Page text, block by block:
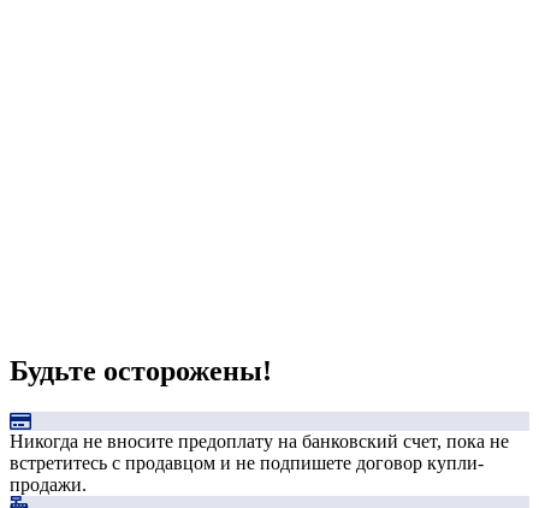
Будьте осторожены!
Никогда не вносите предоплату на банковский счет, пока не
встретитесь с продавцом и не подпишете договор купли-
продажи.